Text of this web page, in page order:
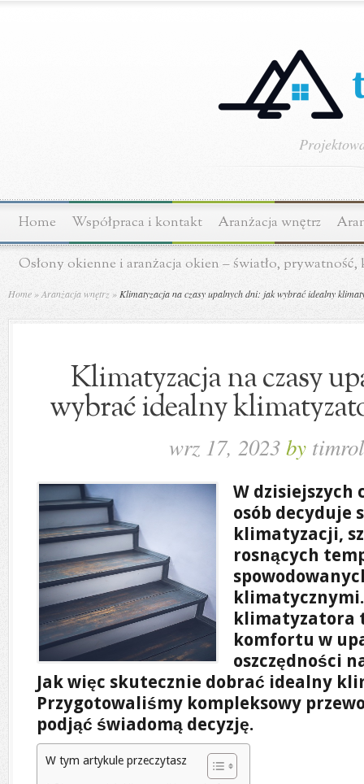
Home Współpraca i kontakt Aranżacja wnętrz
Osłony okienne i aranżacja okien – światło,
Home »Aranżacja wnętrz » Klimatyzacja na czasy upalnych dni: jak wybrać idealny
Klimatyzacja na czasy
wybrać idealny
wrz 17, 2023by
W dzisiejszych
osób decyduje
klimatyzacji,
rosnących
klimatyzatora
komfortu w
oszczędności
Jak więc skutecznie dobrać idealny
Przygotowaliśmy kompleksowy
podjąć świadomą decyzję.
W tym artykule przeczytasz